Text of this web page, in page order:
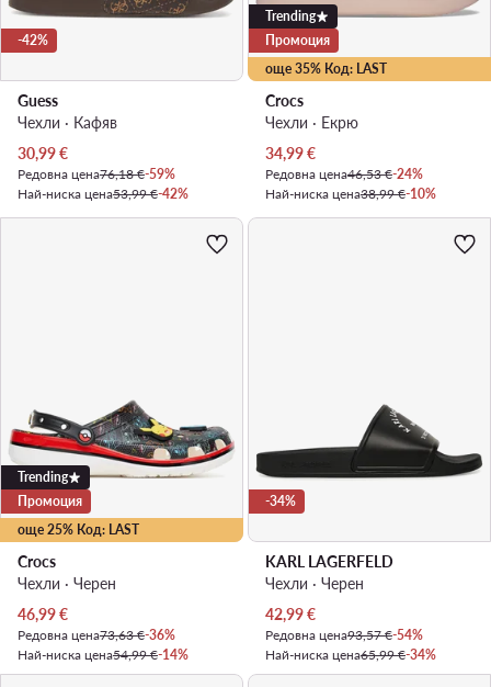
-42%
Guess
Чехли · Кафяв
Актуална цена
30,99€
Редовна цена76,18 €-59%
Най-ниска цена53,99 €-42%
още 35% Код: LAST
Trending
Промоция
Crocs
Чехли · Екрю
Актуална цена
34,99€
Редовна цена46,53 €-24%
Най-ниска цена38,99 €-10%
още 25% Код: LAST
Trending
Промоция
Crocs
Чехли · Черен
Актуална цена
46,99€
Редовна цена73,63 €-36%
Най-ниска цена54,99 €-14%
-34%
KARL LAGERFELD
Чехли · Черен
Актуална цена
42,99€
Редовна цена93,57 €-54%
Най-ниска цена65,99 €-34%